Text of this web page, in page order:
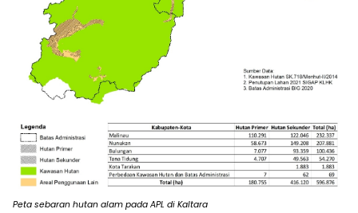
Peta sebaran hutan alam pada APL di Kaltara